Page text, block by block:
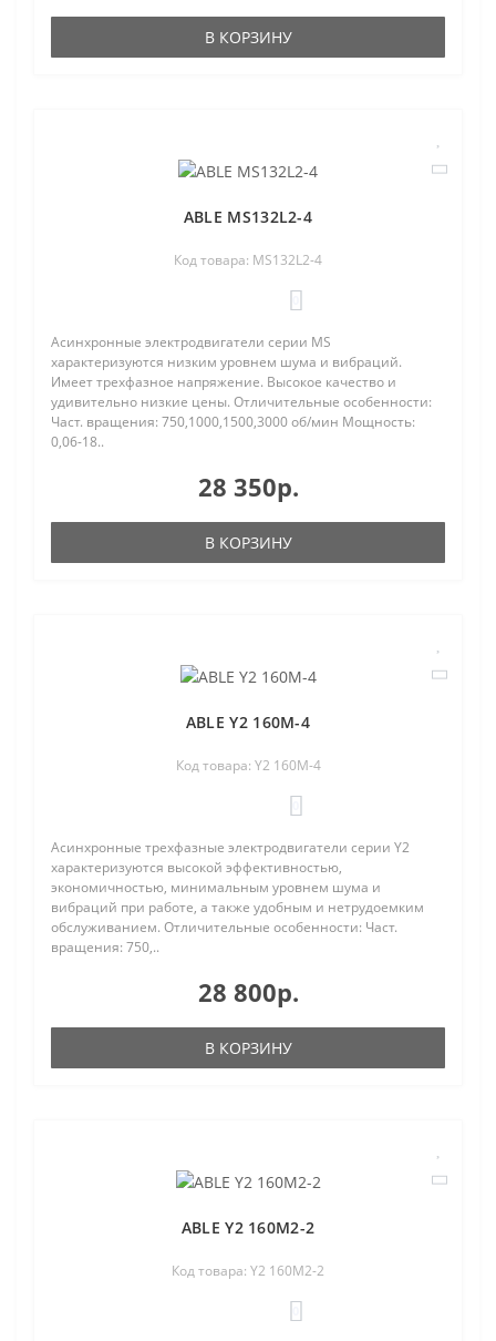
В КОРЗИНУ
ABLE MS132L2-4
Код товара: MS132L2-4
Асинхронные электродвигатели серии MS
характеризуются низким уровнем шума и вибраций.
Имеет трехфазное напряжение. Высокое качество и
удивительно низкие цены. Отличительные особенности:
Част. вращения: 750,1000,1500,3000 об/мин Мощность:
0,06-18..
28 350р.
В КОРЗИНУ
ABLE Y2 160M-4
Код товара: Y2 160M-4
Асинхронные трехфазные электродвигатели серии Y2
характеризуются высокой эффективностью,
экономичностью, минимальным уровнем шума и
вибраций при работе, а также удобным и нетрудоемким
обслуживанием. Отличительные особенности: Част.
вращения: 750,..
28 800р.
В КОРЗИНУ
ABLE Y2 160M2-2
Код товара: Y2 160M2-2